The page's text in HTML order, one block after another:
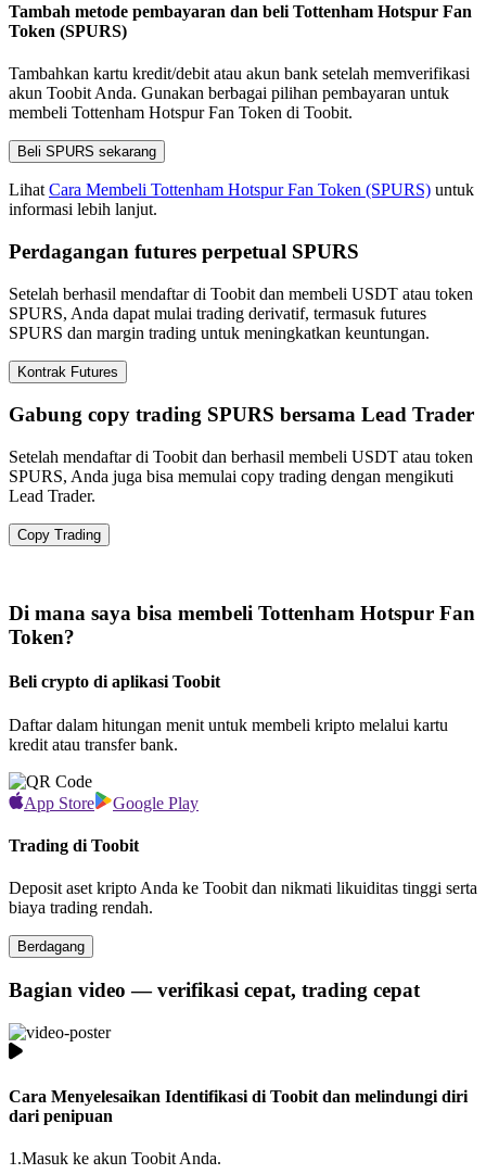
Tambah metode pembayaran dan beli Tottenham Hotspur Fan
Token (SPURS)
Tambahkan kartu kredit/debit atau akun bank setelah memverifikasi
akun Toobit Anda. Gunakan berbagai pilihan pembayaran untuk
membeli Tottenham Hotspur Fan Token di Toobit.
Beli SPURS sekarang
Lihat Cara Membeli Tottenham Hotspur Fan Token (SPURS) untuk
informasi lebih lanjut.
Perdagangan futures perpetual SPURS
Setelah berhasil mendaftar di Toobit dan membeli USDT atau token
SPURS, Anda dapat mulai trading derivatif, termasuk futures
SPURS dan margin trading untuk meningkatkan keuntungan.
Kontrak Futures
Gabung copy trading SPURS bersama Lead Trader
Setelah mendaftar di Toobit dan berhasil membeli USDT atau token
SPURS, Anda juga bisa memulai copy trading dengan mengikuti
Lead Trader.
Copy Trading
Di mana saya bisa membeli Tottenham Hotspur Fan
Token?
Beli crypto di aplikasi Toobit
Daftar dalam hitungan menit untuk membeli kripto melalui kartu
kredit atau transfer bank.
App Store Google Play
Trading di Toobit
Deposit aset kripto Anda ke Toobit dan nikmati likuiditas tinggi serta
biaya trading rendah.
Berdagang
Bagian video — verifikasi cepat, trading cepat
Cara Menyelesaikan Identifikasi di Toobit dan melindungi diri
dari penipuan
1.Masuk ke akun Toobit Anda.